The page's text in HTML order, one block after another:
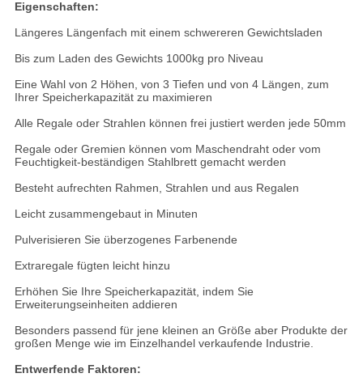
Eigenschaften:
Längeres Längenfach mit einem schwereren Gewichtsladen
Bis zum Laden des Gewichts 1000kg pro Niveau
Eine Wahl von 2 Höhen, von 3 Tiefen und von 4 Längen, zum
Ihrer Speicherkapazität zu maximieren
Alle Regale oder Strahlen können frei justiert werden jede 50mm
Regale oder Gremien können vom Maschendraht oder vom
Feuchtigkeit-beständigen Stahlbrett gemacht werden
Besteht aufrechten Rahmen, Strahlen und aus Regalen
Leicht zusammengebaut in Minuten
Pulverisieren Sie überzogenes Farbenende
Extraregale fügten leicht hinzu
Erhöhen Sie Ihre Speicherkapazität, indem Sie
Erweiterungseinheiten addieren
Besonders passend für jene kleinen an Größe aber Produkte der
großen Menge wie im Einzelhandel verkaufende Industrie.
Entwerfende Faktoren: